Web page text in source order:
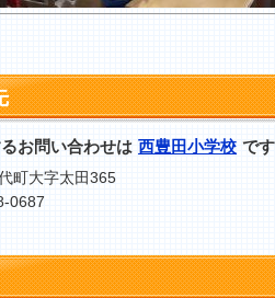
お問い合わせは 西豊田小学校 で
町大字太田365
0687